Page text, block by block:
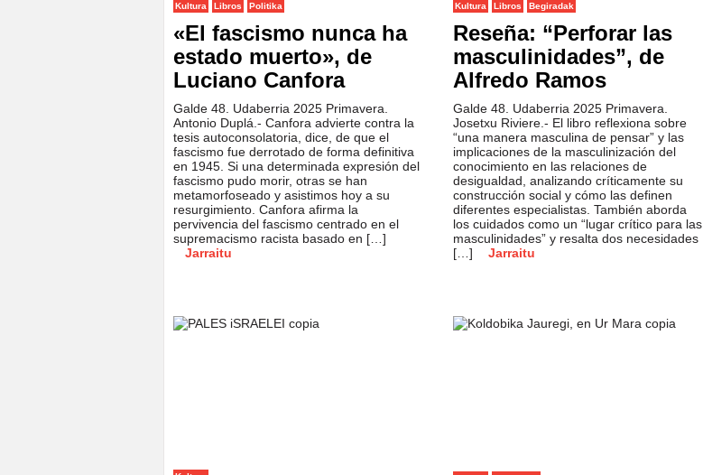
Kultura Libros Politika
«El fascismo nunca ha
estado muerto», de
Luciano Canfora
Galde 48. Udaberria 2025 Primavera.
Antonio Duplá.- Canfora advierte contra la
tesis autoconsolatoria, dice, de que el
fascismo fue derrotado de forma definitiva
en 1945. Si una determinada expresión del
fascismo pudo morir, otras se han
metamorfoseado y asistimos hoy a su
resurgimiento. Canfora afirma la
pervivencia del fascismo centrado en el
supremacismo racista basado en […]
Jarraitu
Kultura Libros Begiradak
Reseña: “Perforar las
masculinidades”, de
Alfredo Ramos
Galde 48. Udaberria 2025 Primavera.
Josetxu Riviere.- El libro reflexiona sobre
“una manera masculina de pensar” y las
implicaciones de la masculinización del
conocimiento en las relaciones de
desigualdad, analizando críticamente su
construcción social y cómo las definen
diferentes especialistas. También aborda
los cuidados como un “lugar crítico para las
masculinidades” y resalta dos necesidades
[…]
Jarraitu